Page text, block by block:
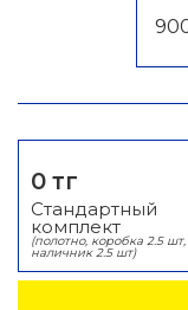
0 тг
Стандартный
комплект
(полотно, коробка 2.5 шт,
наличник 2.5 шт)